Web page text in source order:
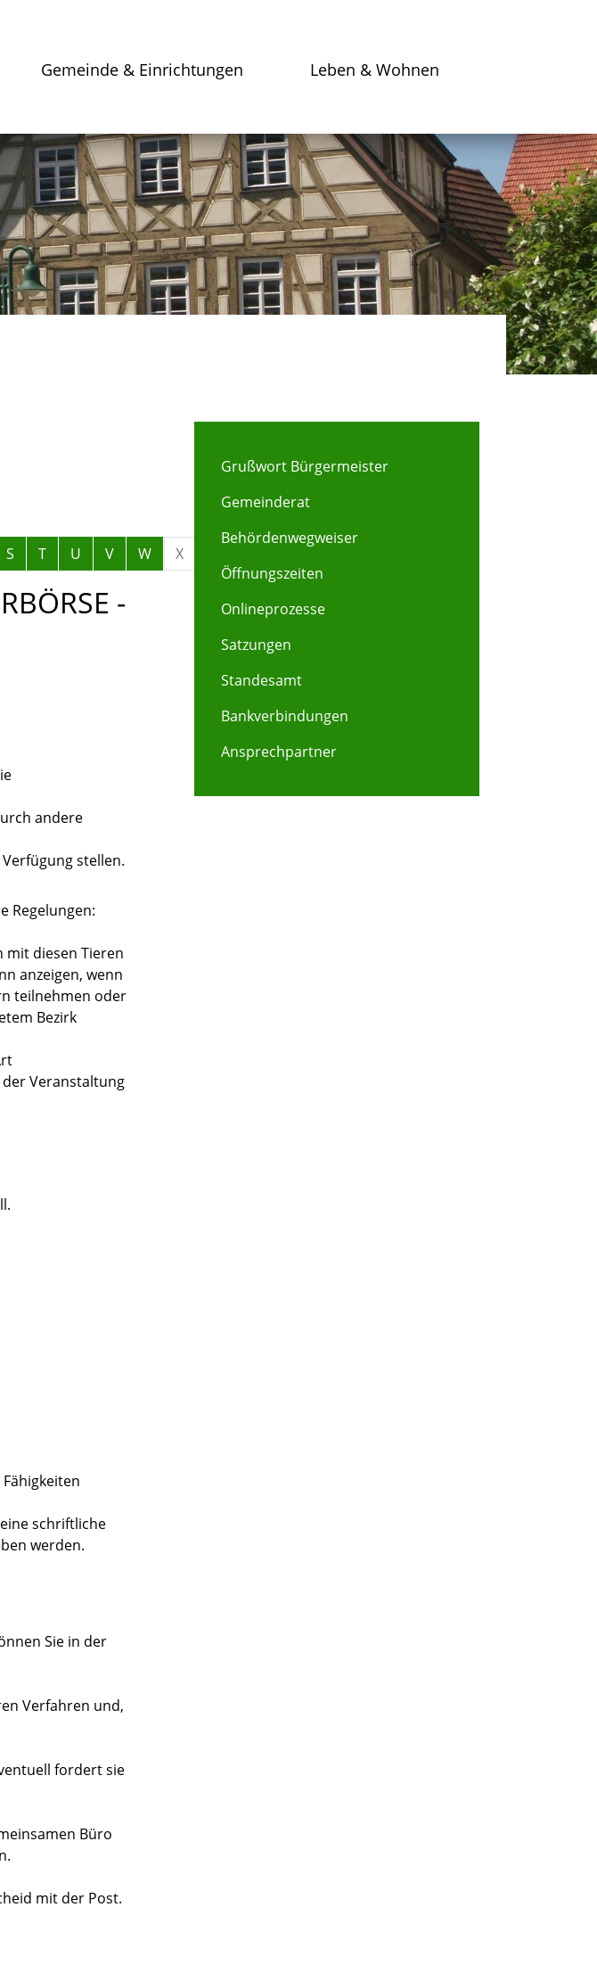
Gemeinde & Einrichtungen Leben & Wohnen
S T U V W X
-
andere
stellen.
Regelungen:
mit diesen Tieren
anzeigen, wenn
teilnehmen oder
Bezirk
Veranstaltung
schriftliche
werden.
Sie in der
Verfahren und,
fordert sie
Büro
mit der Post.
Grußwort Bürgermeister
Gemeinderat
Behördenwegweiser
Öffnungszeiten
Onlineprozesse
Satzungen
Standesamt
Bankverbindungen
Ansprechpartner